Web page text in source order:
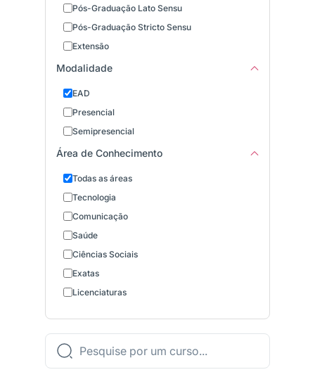
Pós-Graduação Lato Sensu
Pós-Graduação Stricto Sensu
Extensão
Modalidade
EAD
Presencial
Semipresencial
Área de Conhecimento
Todas as áreas
Tecnologia
Comunicação
Saúde
Ciências Sociais
Exatas
Licenciaturas